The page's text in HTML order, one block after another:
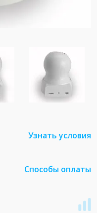
Узнать условия
Способы оплаты